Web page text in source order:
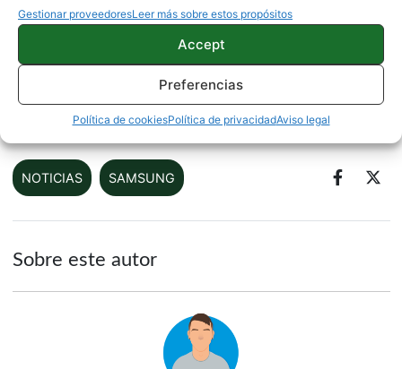
Gestionar proveedoresLeer más sobre estos propósitos
Accept
Preferencias
Política de cookiesPolítica de privacidadAviso legal
Samsung podría reparar tu Galaxy S8 en solo 2
horas
AndroidAuthority
NOTICIAS SAMSUNG
Sobre este autor